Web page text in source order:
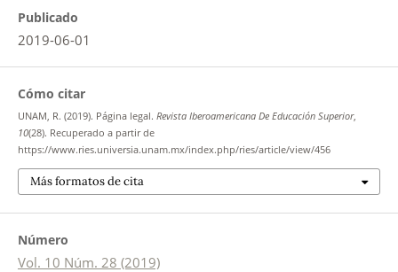
Publicado
2019-06-01
Cómo citar
UNAM, R. (2019). Página legal. Revista Iberoamericana De Educación Superior,
10(28). Recuperado a partir de
https://www.ries.universia.unam.mx/index.php/ries/article/view/456
Más formatos de cita
Número
Vol. 10 Núm. 28 (2019)